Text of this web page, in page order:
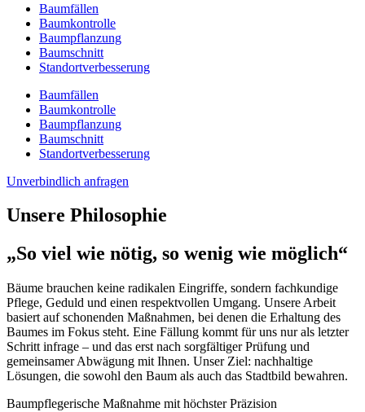
Baumfällen
Baumkontrolle
Baumpflanzung
Baumschnitt
Standortverbesserung
Baumfällen
Baumkontrolle
Baumpflanzung
Baumschnitt
Standortverbesserung
Unverbindlich anfragen
Unsere Philosophie
„So viel wie nötig, so wenig wie möglich“
Bäume brauchen keine radikalen Eingriffe, sondern fachkundige
Pflege, Geduld und einen respektvollen Umgang. Unsere Arbeit
basiert auf schonenden Maßnahmen, bei denen die Erhaltung des
Baumes im Fokus steht. Eine Fällung kommt für uns nur als letzter
Schritt infrage – und das erst nach sorgfältiger Prüfung und
gemeinsamer Abwägung mit Ihnen. Unser Ziel: nachhaltige
Lösungen, die sowohl den Baum als auch das Stadtbild bewahren.
Baumpflegerische Maßnahme mit höchster Präzision